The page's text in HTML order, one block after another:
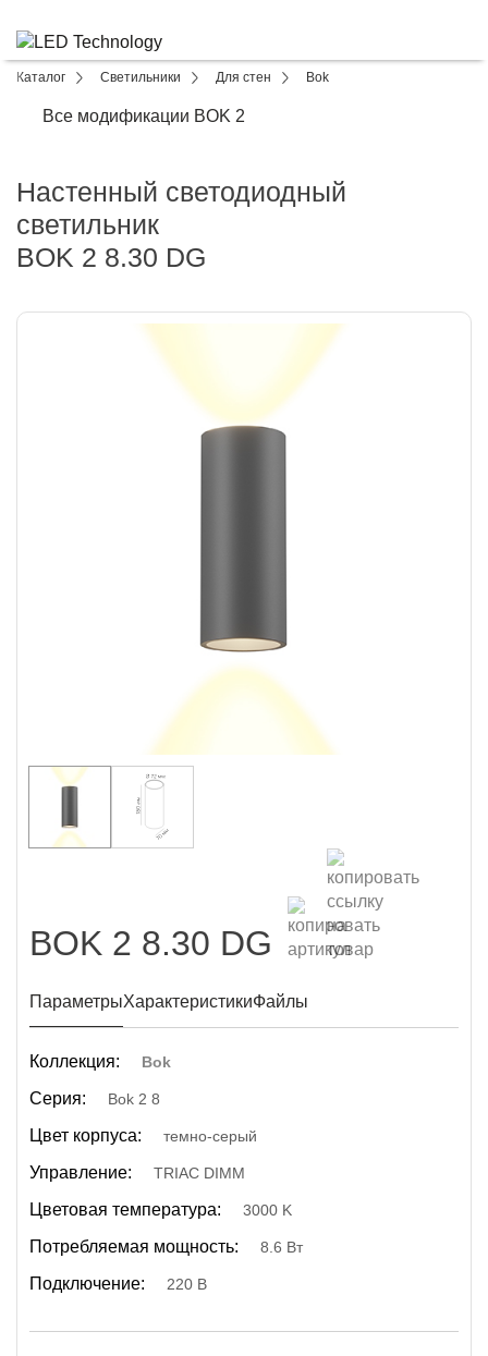
Каталог Светильники Для стен Bok
Все модификации BOK 2
Настенный светодиодный
светильник
BOK 2 8.30 DG
BOK 2 8.30 DG
ПараметрыХарактеристикиФайлы
Коллекция: Bok
Серия: Bok 2 8
Цвет корпуса: темно-серый
Управление: TRIAC DIMM
Цветовая температура: 3000 K
Потребляемая мощность: 8.6 Вт
Подключение: 220 В